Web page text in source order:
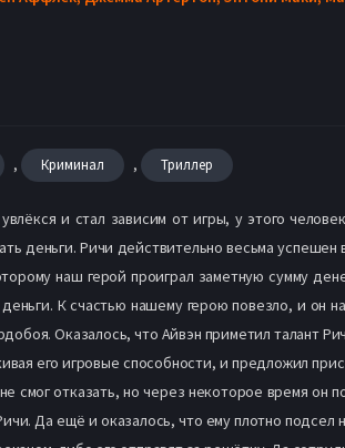
, Криминал , Триллер
и стал зависим от игры, у этого
деньги. Ричи действительно весьма успешен
наш герой проиграл заметную сумму
К счастью нашему герою повезло, и он
Оказалось, что Айвэн приметил талант
его игровые способности, и предложил
смог отказать, но через некоторое время
Да ещё и оказалось, что ему плотно